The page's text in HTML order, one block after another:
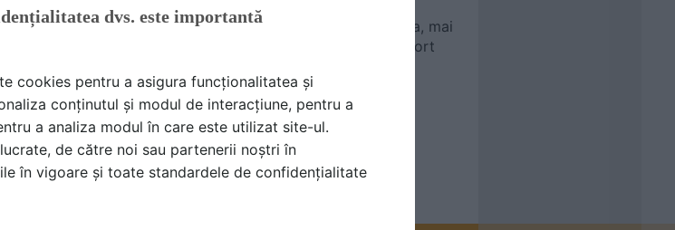
initial a fost descrisa, o miscare radicala pentru Germania, mai
orase din intreaga tara vor incerca gratuit servicii de transport
dvs. este importantă
cookies pentru a asigura funcționalitatea și
conținutul și modul de interacțiune, pentru a
a analiza modul în care este utilizat site-ul.
de către noi sau partenerii noștri în
în vigoare și toate standardele de confidențialitate